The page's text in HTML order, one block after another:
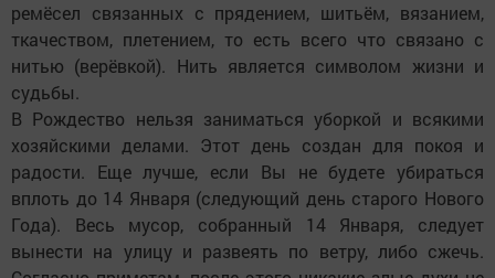
ремёсел связанных с прядением, шитьём, вязанием,
ткачеством, плетением, то есть всего что связано с
нитью (верёвкой). Нить является символом жизни и
судьбы.
В Рождество нельзя заниматься уборкой и всякими
хозяйскими делами. Этот день создан для покоя и
радости. Еще лучше, если Вы не будете убираться
вплоть до 14 Января (следующий день старого Нового
Года). Весь мусор, собранный 14 Января, следует
вынести на улицу и развеять по ветру, либо сжечь.